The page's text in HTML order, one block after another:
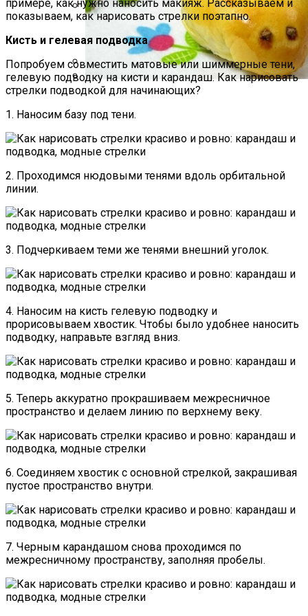
Какие Растения Сажать Для Удачи,
Любви И Богатства
Аппаратная Домашняя Косметология С
Помощью Гаджетов: Что Купить На
AliExpress
Пирожки С Мясом «Поросята»
примере, как нужно наносить макияж. Рассказываем и
показываем, как нарисовать стрелки поэтапно.
Кисть и гелевая подводка
Попробуем совместить матовые или шиммерные тени,
гелевую подводку на кисти и карандаш. Как нарисовать
стрелки подводкой для начинающих?
1. Наносим базу под тени.
2. Проходимся нюдовыми тенями вдоль орбитальной
линии.
3. Подчеркиваем теми же тенями внешний уголок.
4. Наносим на кисть гелевую подводку и
прорисовываем хвостик. Чтобы было удобнее наносить
подводку, направьте взгляд вниз.
5. Теперь аккуратно прокрашиваем межресничное
пространство и делаем линию по верхнему веку.
6. Соединяем хвостик с основной стрелкой, закрашивая
пустое пространство внутри.
7. Черным карандашом снова проходимся по
межресничному пространству, заполняя пробелы.